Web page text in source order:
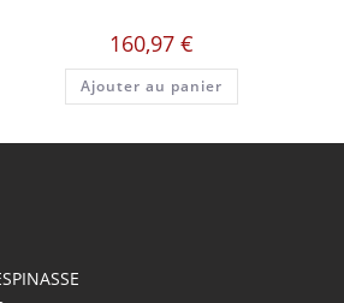
160,97 €
Ajouter au panier